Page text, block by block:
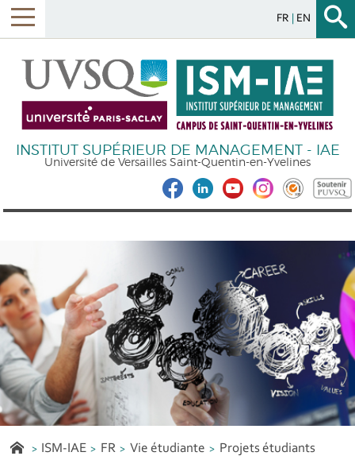
FR EN
INSTITUT SUPÉRIEUR DE MANAGEMENT - IAE
Université de Versailles Saint-Quentin-en-Yvelines
ISM-IAE FR Vie étudiante Projets étudiants